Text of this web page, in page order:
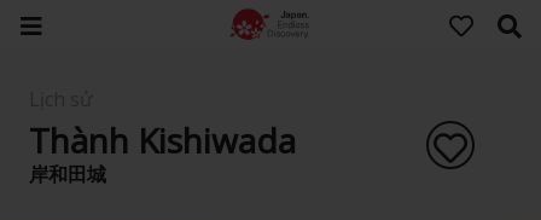
Thành Kishiwada
岸和田城